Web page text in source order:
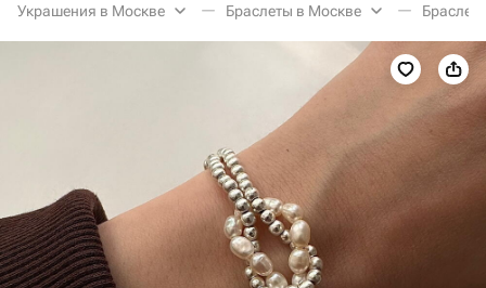
Украшения в Москве Браслеты в Москве Браслет